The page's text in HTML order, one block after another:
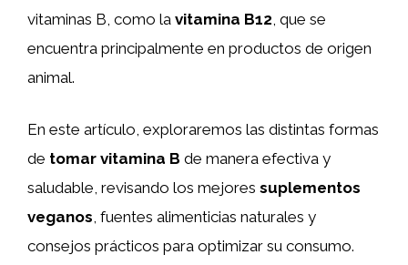
vitaminas B, como la vitamina B12 , que se
encuentra principalmente en productos de origen
animal.
En este artículo, exploraremos las distintas formas
de tomar vitamina B de manera efectiva y
saludable, revisando los mejores suplementos
veganos, fuentes alimenticias naturales y
consejos prácticos para optimizar su consumo.